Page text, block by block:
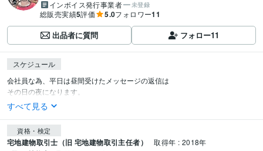
インボイス発行事業者
未登録
総販売実績5評価 5.0フォロワー11
出品者に質問 フォロー11
スケジュール
会社員な為、平日は昼間受けたメッセージの返信は
その日の夜になります。
すべて見る
資格・検定
宅地建物取引士（旧 宅地建物取引主任者） 取得年 : 2018年